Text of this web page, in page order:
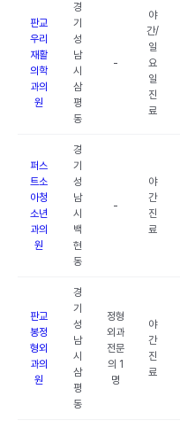
판교
우리
재활
의학
과의
원
경
기
성
남
시
삼
평
동
-
야
간/
일
요
일
진
료
퍼스
트소
아청
소년
과의
원
경
기
성
남
시
백
현
동
-
야
간
진
료
판교
봉정
형외
과의
원
경
기
성
남
시
삼
평
동
정형
외과
전문
의 1
명
야
간
진
료